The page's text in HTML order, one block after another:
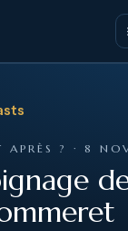
APRÈS ? · 8